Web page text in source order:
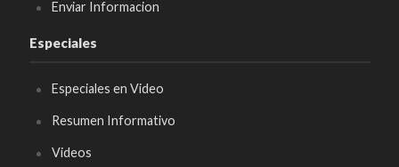
Enviar Informacion
Especiales
Especiales en Video
Resumen Informativo
Videos